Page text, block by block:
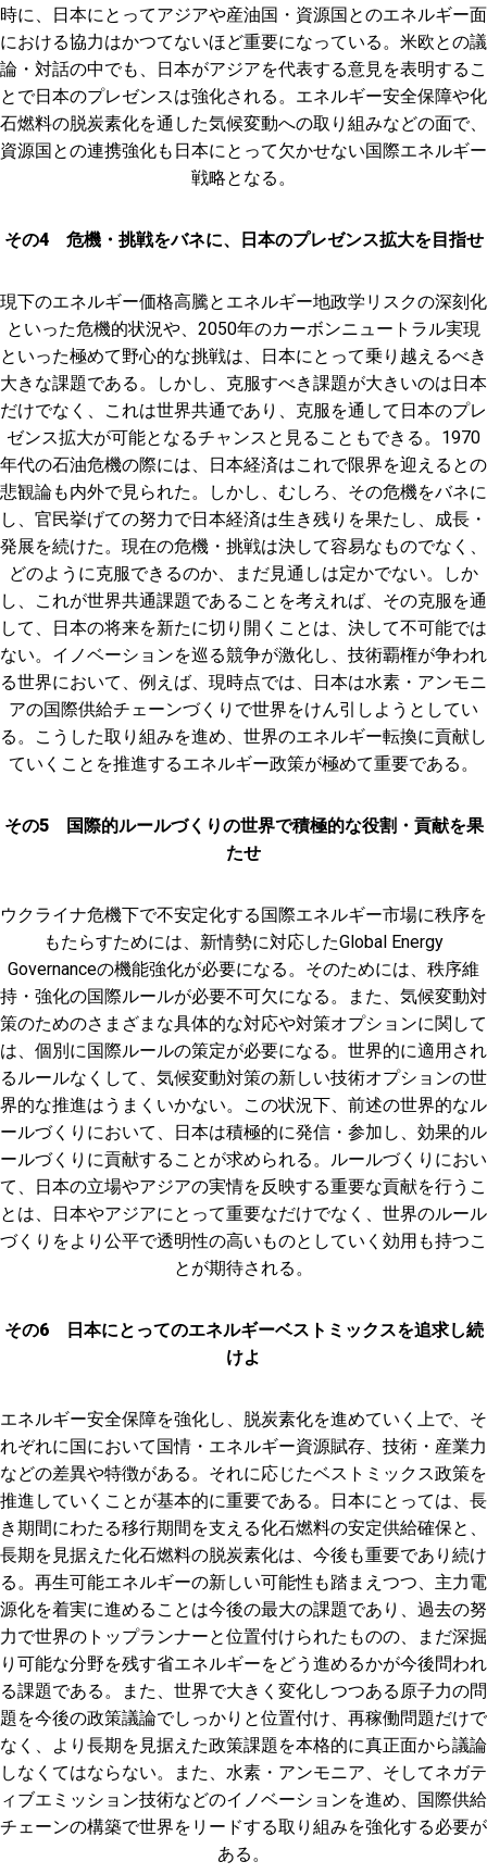
時に、日本にとってアジアや産油国・資源国とのエネルギー面
における協力はかつてないほど重要になっている。米欧との議
論・対話の中でも、日本がアジアを代表する意見を表明するこ
とで日本のプレゼンスは強化される。エネルギー安全保障や化
石燃料の脱炭素化を通した気候変動への取り組みなどの面で、
資源国との連携強化も日本にとって欠かせない国際エネルギー
戦略となる。
その4 危機・挑戦をバネに、日本のプレゼンス拡大を目指せ
現下のエネルギー価格高騰とエネルギー地政学リスクの深刻化
といった危機的状況や、2050年のカーボンニュートラル実現
といった極めて野心的な挑戦は、日本にとって乗り越えるべき
大きな課題である。しかし、克服すべき課題が大きいのは日本
だけでなく、これは世界共通であり、克服を通して日本のプレ
ゼンス拡大が可能となるチャンスと見ることもできる。1970
年代の石油危機の際には、日本経済はこれで限界を迎えるとの
悲観論も内外で見られた。しかし、むしろ、その危機をバネに
し、官民挙げての努力で日本経済は生き残りを果たし、成長・
発展を続けた。現在の危機・挑戦は決して容易なものでなく、
どのように克服できるのか、まだ見通しは定かでない。しか
し、これが世界共通課題であることを考えれば、その克服を通
して、日本の将来を新たに切り開くことは、決して不可能では
ない。イノベーションを巡る競争が激化し、技術覇権が争われ
る世界において、例えば、現時点では、日本は水素・アンモニ
アの国際供給チェーンづくりで世界をけん引しようとしてい
る。こうした取り組みを進め、世界のエネルギー転換に貢献し
ていくことを推進するエネルギー政策が極めて重要である。
その5 国際的ルールづくりの世界で積極的な役割・貢献を果
たせ
ウクライナ危機下で不安定化する国際エネルギー市場に秩序を
もたらすためには、新情勢に対応したGlobal Energy
Governanceの機能強化が必要になる。そのためには、秩序維
持・強化の国際ルールが必要不可欠になる。また、気候変動対
策のためのさまざまな具体的な対応や対策オプションに関して
は、個別に国際ルールの策定が必要になる。世界的に適用され
るルールなくして、気候変動対策の新しい技術オプションの世
界的な推進はうまくいかない。この状況下、前述の世界的なル
ールづくりにおいて、日本は積極的に発信・参加し、効果的ル
ールづくりに貢献することが求められる。ルールづくりにおい
て、日本の立場やアジアの実情を反映する重要な貢献を行うこ
とは、日本やアジアにとって重要なだけでなく、世界のルール
づくりをより公平で透明性の高いものとしていく効用も持つこ
とが期待される。
その6 日本にとってのエネルギーベストミックスを追求し続
けよ
エネルギー安全保障を強化し、脱炭素化を進めていく上で、そ
れぞれに国において国情・エネルギー資源賦存、技術・産業力
などの差異や特徴がある。それに応じたベストミックス政策を
推進していくことが基本的に重要である。日本にとっては、長
き期間にわたる移行期間を支える化石燃料の安定供給確保と、
長期を見据えた化石燃料の脱炭素化は、今後も重要であり続け
る。再生可能エネルギーの新しい可能性も踏まえつつ、主力電
源化を着実に進めることは今後の最大の課題であり、過去の努
力で世界のトップランナーと位置付けられたものの、まだ深掘
り可能な分野を残す省エネルギーをどう進めるかが今後問われ
る課題である。また、世界で大きく変化しつつある原子力の問
題を今後の政策議論でしっかりと位置付け、再稼働問題だけで
なく、より長期を見据えた政策課題を本格的に真正面から議論
しなくてはならない。また、水素・アンモニア、そしてネガテ
ィブエミッション技術などのイノベーションを進め、国際供給
チェーンの構築で世界をリードする取り組みを強化する必要が
ある。